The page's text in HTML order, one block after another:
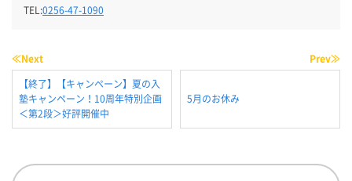
TEL:0256-47-1090
≪Next
【終了】【キャンペーン】夏の入
塾キャンペーン！10周年特別企画
＜第2段＞好評開催中
Prev≫
5月のお休み